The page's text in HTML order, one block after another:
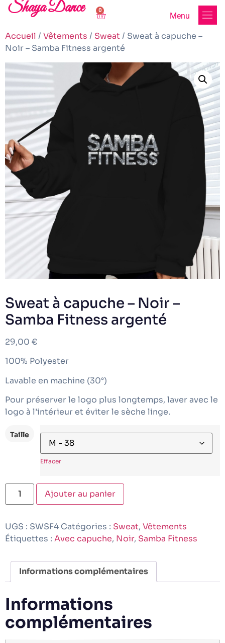
Shaya Dance 0
Menu
Accueil / Vêtements / Sweat / Sweat à capuche –
Noir – Samba Fitness argenté
Sweat à capuche – Noir –
Samba Fitness argenté
29,00 €
100% Polyester
Lavable en machine (30°)
Pour préserver le logo plus longtemps, laver avec le
logo à l’intérieur et éviter le sèche linge.
Taille
Effacer
Ajouter au panier
UGS : SWSF4 Catégories : Sweat, Vêtements
Étiquettes : Avec capuche, Noir, Samba Fitness
Informations complémentaires
Informations
complémentaires